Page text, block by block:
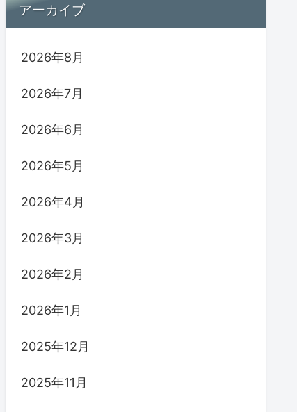
アーカイブ
2026年8月
2026年7月
2026年6月
2026年5月
2026年4月
2026年3月
2026年2月
2026年1月
2025年12月
2025年11月